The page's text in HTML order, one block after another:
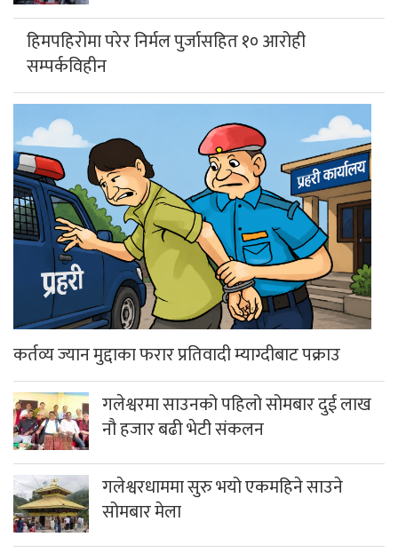
हिमपहिरोमा परेर निर्मल पुर्जासहित १० आरोही
सम्पर्कविहीन
कर्तव्य ज्यान मुद्दाका फरार प्रतिवादी म्याग्दीबाट पक्राउ
गलेश्वरमा साउनको पहिलो सोमबार दुई लाख
नौ हजार बढी भेटी संकलन
गलेश्वरधाममा सुरु भयो एकमहिने साउने
सोमबार मेला